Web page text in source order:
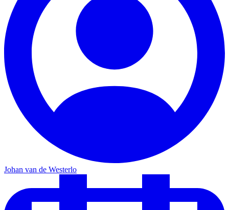
Johan van de Westerlo